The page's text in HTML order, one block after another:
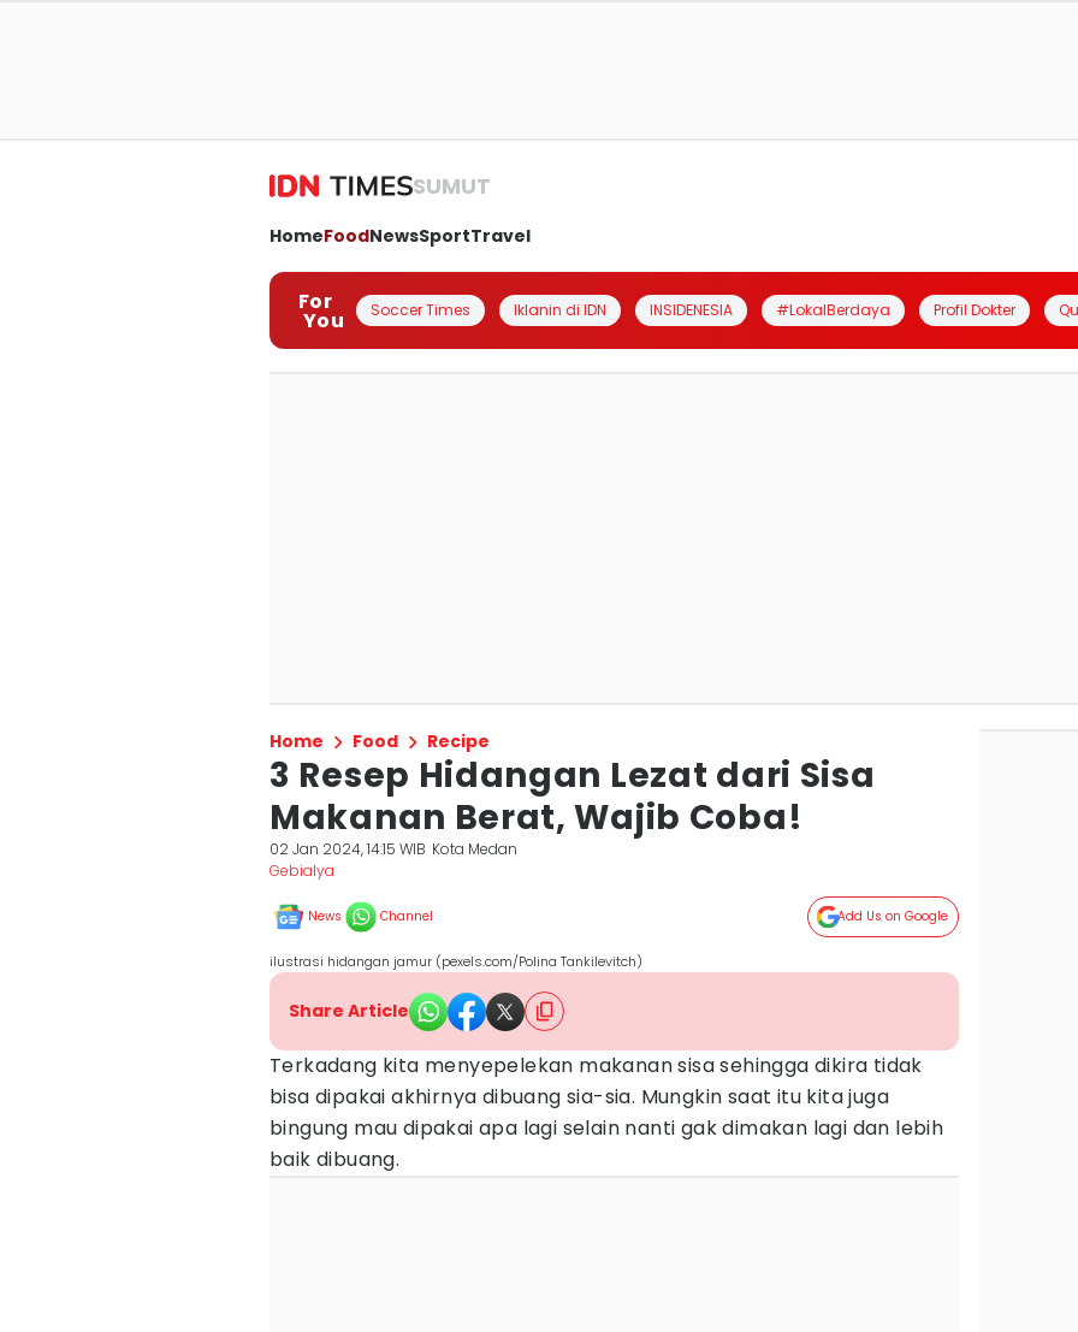
SUMUT
HomeFoodNewsSportTravel
For
You Soccer Times Iklanin di IDN INSIDENESIA #LokalBerdaya Profil Dokter
Home Food Recipe
3 Resep Hidangan Lezat dari Sisa
Makanan Berat, Wajib Coba!
02 Jan 2024, 14:15 WIB Kota Medan
Gebialya
News Channel Add Us on Google
ilustrasi hidangan jamur (pexels.com/Polina Tankilevitch)
Share Article
Terkadang kita menyepelekan makanan sisa sehingga dikira tidak
bisa dipakai akhirnya dibuang sia-sia. Mungkin saat itu kita juga
bingung mau dipakai apa lagi selain nanti gak dimakan lagi dan lebih
baik dibuang.